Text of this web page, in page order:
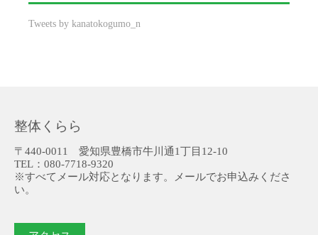
Tweets by kanatokogumo_n
整体くらら
〒440-0011 愛知県豊橋市牛川通1丁目12-10
TEL：080-7718-9320
※すべてメール対応となります。メールでお申込みくださ
い。